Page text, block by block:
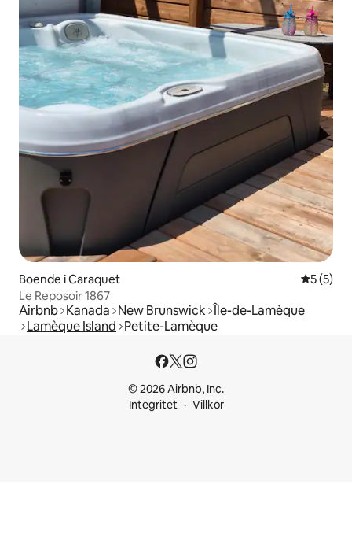
Boende i Caraquet 5 av 5 i
5 (5)
Le Reposoir 1867
Airbnb Kanada New Brunswick Île-de-Lamèque
Lamèque Island Petite-Lamèque
© 2026 Airbnb, Inc.
Integritet
Villkor